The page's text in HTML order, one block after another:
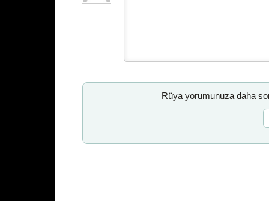
Rüya yorumunuza daha